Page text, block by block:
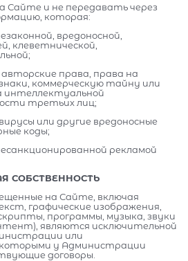
Сайте и не передавать через
которая:
вредоносной,
клеветнической,
права, права на
коммерческую тайну или
интеллектуальной
третьих лиц;
или другие вредоносные
коды;
рекламой
СОБСТВЕННОСТЬ
на Сайте, включая
графические изображения,
программы, музыка, звуки
являются исключительной
или
у Администрации
договоры.